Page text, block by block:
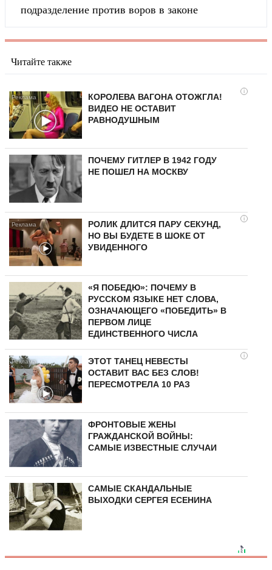
подразделение против воров в законе
Читайте также
i
КОРОЛЕВА ВАГОНА ОТОЖГЛА!
ВИДЕО НЕ ОСТАВИТ
РАВНОДУШНЫМ
ПОЧЕМУ ГИТЛЕР В 1942 ГОДУ
НЕ ПОШЕЛ НА МОСКВУ
i
РОЛИК ДЛИТСЯ ПАРУ СЕКУНД,
НО ВЫ БУДЕТЕ В ШОКЕ ОТ
УВИДЕННОГО
«Я ПОБЕДЮ»: ПОЧЕМУ В
РУССКОМ ЯЗЫКЕ НЕТ СЛОВА,
ОЗНАЧАЮЩЕГО «ПОБЕДИТЬ» В
ПЕРВОМ ЛИЦЕ
ЕДИНСТВЕННОГО ЧИСЛА
i
ЭТОТ ТАНЕЦ НЕВЕСТЫ
ОСТАВИТ ВАС БЕЗ СЛОВ!
ПЕРЕСМОТРЕЛА 10 РАЗ
ФРОНТОВЫЕ ЖЕНЫ
ГРАЖДАНСКОЙ ВОЙНЫ:
САМЫЕ ИЗВЕСТНЫЕ СЛУЧАИ
САМЫЕ СКАНДАЛЬНЫЕ
ВЫХОДКИ СЕРГЕЯ ЕСЕНИНА